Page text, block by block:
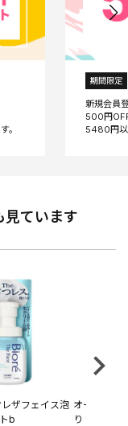
期間限定
新規会員
500円
見ています
ザフェイス泡
b
オードムー
り 150ml